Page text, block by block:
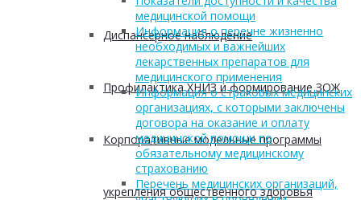
Диспансерное наблюдение
Профилактика ХНИЗ и формирование ЗОЖ
Корпоративные модельные программы
укрепления общественного здоровья
медицинской помощи
Информация о перечне жизненно
необходимых и важнейших
лекарственных препаратов для
медицинского применения
Информация о страховых медицинских
организациях, с которыми заключены
договора на оказание и оплату
медицинской помощи по
обязательному медицинскому
страхованию
Перечень медицинских организаций,